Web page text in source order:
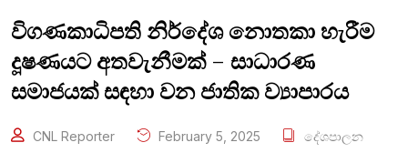
විගණකාධිපති නිර්දේශ නොතකා හැරීම
දූෂණයට අතවැනීමක් – සාධාරණ
සමාජයක් සඳහා වන ජාතික ව්‍යාපාරය
CNL Reporter February 5, 2025 දේශපාලන